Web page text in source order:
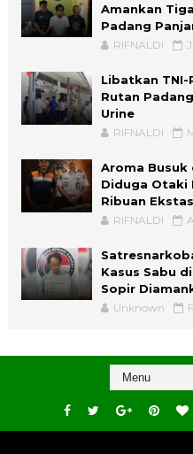
Amankan
Padang
RIFNALDI
Libatkan TNI-
Rutan
Urine
RIFNALDI
Aroma Busuk
Diduga Otaki
Ribuan
RIFNALDI
Kasus Sabu
Sopir
Unknown